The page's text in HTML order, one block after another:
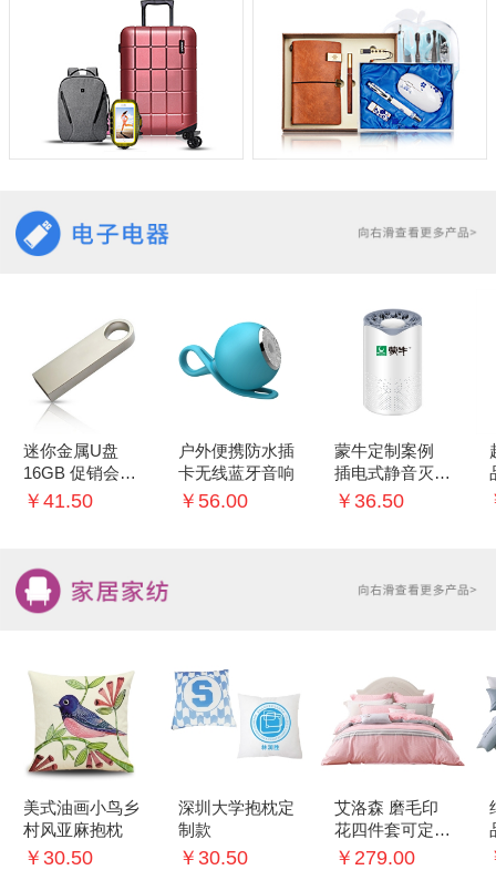
迷你金属U盘
16GB 促销会议
礼品
￥41.50
户外便携防水插
卡无线蓝牙音响
￥56.00
蒙牛定制案例
插电式静音灭蚊
灯家用室内灭蚊
￥36.50
美式油画小鸟乡
村风亚麻抱枕
￥30.50
深圳大学抱枕定
制款
￥30.50
艾洛森 磨毛印
花四件套可定制
logo
￥279.00